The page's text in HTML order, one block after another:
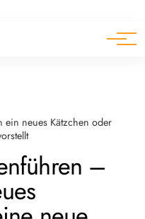
ein neues Kätzchen oder
–